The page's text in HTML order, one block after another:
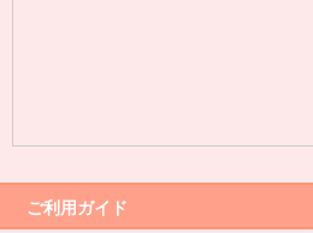
ご利用ガイド